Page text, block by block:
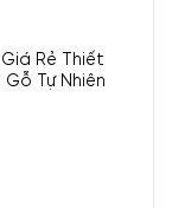
Giá Rẻ Thiết
Tự Nhiên